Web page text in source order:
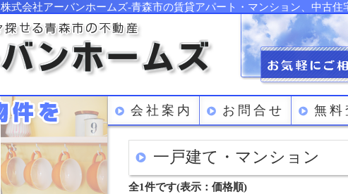
株式会社アーバンホームズ-青森市の賃貸アパート・マンション、中古住
会社案内 お問合せ 無料
一戸建て・マンション
全1件です(表示：価格順)